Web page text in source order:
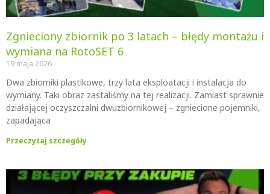
Zgnieciony zbiornik po 3 latach – błędy montażu i
wymiana na RotoSET 6
19 maja 2026
Dwa zbiorniki plastikowe, trzy lata eksploatacji i instalacja do
wymiany. Taki obraz zastaliśmy na tej realizacji. Zamiast sprawnie
działającej oczyszczalni dwuzbiornikowej – zgniecione pojemniki,
zapadająca
Przeczytaj szczegóły